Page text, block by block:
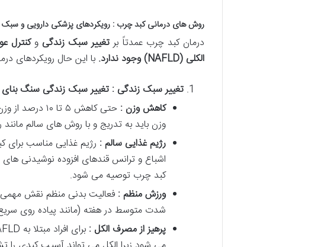
روش های درمانی کبد چرب : رویکردهای پزشکی دارویی و
درمان کبد چرب عمدتاً برتغییر سبک زندگیوکنترل
الکلی(NAFLD) وجود ندارد. با این حال رویکردهای
تغییر سبک زندگی : تغییر سبک زندگی سنگ
کاهش وزن :
حتی کاهش ۵
وزن باید به تدریج و با روش های سالم
رژیم غذایی سالم : رژیم غذایی مناسب
اشباع و ترانس قندهای افزوده نوشیدنی
کبد چرب توصیه می شود.
ورزش منظم :
شدت متوسط در هفته (مانند پیاده روی
پرهیز از مصرف الکل :